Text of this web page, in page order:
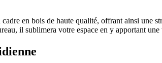
en bois de haute qualité, offrant ainsi
il sublimera votre espace en y apportant une